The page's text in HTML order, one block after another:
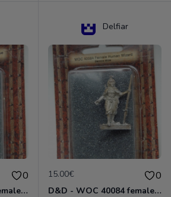
0
D&D - WOC 40032 female halfling rogue Miniature - Donjons Dragons
Delfiar
15.00€ 0
D&D - WOC 40084 female human wizard Miniature - Donjons Dragons